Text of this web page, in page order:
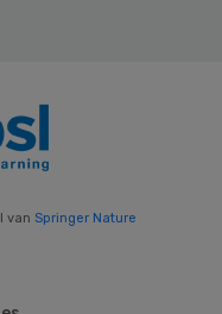
van Springer Nature